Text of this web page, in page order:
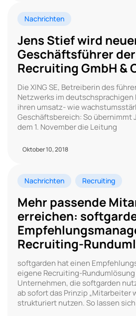
Nachrichten
Jens Stief wird
Geschäftsführer der
Recruiting GmbH &
Die XING SE, Betreiberin des
Netzwerks im deutschsprachigen
ihren umsatz- wie
Geschäftsbereich: So übernimmt
dem 1. November die Leitung
Oktober 10, 2018
Nachrichten Recruiting
Mehr passende
erreichen:
Recruiting-
softgarden hat einen
eigene Recruiting-
Unternehmen, die softgarden
ab sofort das Prinzip „Mitarbeiter
strukturiert nutzen. So lassen